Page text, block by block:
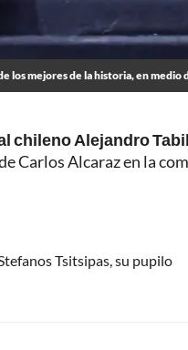
los mejores de la historia, en medio
chileno Alejandro
Carlos Alcaraz en la
Tsitsipas, su pupilo